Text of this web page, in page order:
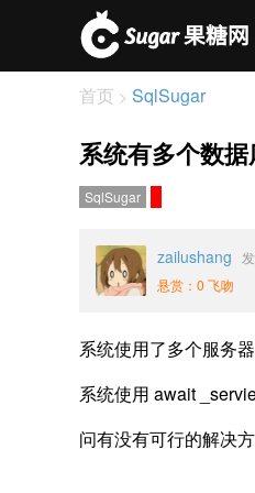
首页 > SqlSugar
系统有多个数
SqlSugar
zailushang
悬赏：0 飞吻
系统使用了多个服务
系统使用 await
问有没有可行的解决